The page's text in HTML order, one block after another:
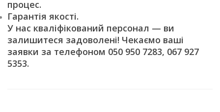
процес.
Гарантія якості.
У нас кваліфікований персонал — ви
залишитеся задоволені! Чекаємо ваші
заявки за телефоном 050 950 7283, 067 927
5353.